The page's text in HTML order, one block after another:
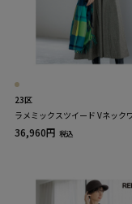
23区
ラメミックスツイード Vネック
36,960円 税込